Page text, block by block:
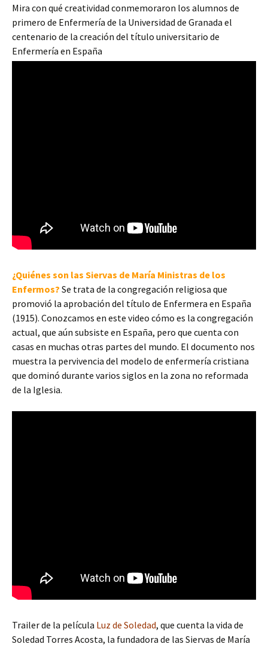
Mira con qué creatividad conmemoraron los alumnos de
primero de Enfermería de la Universidad de Granada el
centenario de la creación del título universitario de
Enfermería en España
¿Quiénes son las Siervas de María Ministras de los
Enfermos? Se trata de la congregación religiosa que
promovió la aprobación del título de Enfermera en España
(1915). Conozcamos en este video cómo es la congregación
actual, que aún subsiste en España, pero que cuenta con
casas en muchas otras partes del mundo. El documento nos
muestra la pervivencia del modelo de enfermería cristiana
que dominó durante varios siglos en la zona no reformada
de la Iglesia.
Trailer de la película Luz de Soledad, que cuenta la vida de
Soledad Torres Acosta, la fundadora de las Siervas de María